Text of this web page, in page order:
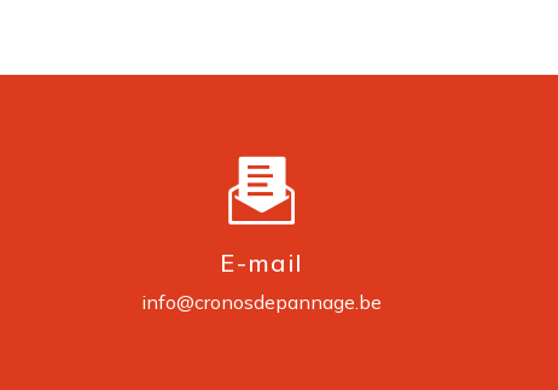
E-mail
info@cronosdepannage.be